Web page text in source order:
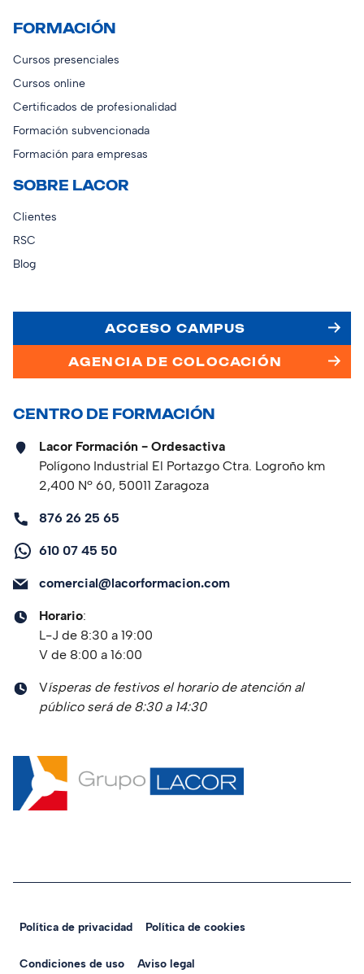
FORMACIÓN
Cursos presenciales
Cursos online
Certificados de profesionalidad
Formación subvencionada
Formación para empresas
SOBRE LACOR
Clientes
RSC
Blog
ACCESO CAMPUS
AGENCIA DE COLOCACIÓN
CENTRO DE FORMACIÓN
Lacor Formación - Ordesactiva
Polígono Industrial El Portazgo Ctra. Logroño km
2,400 Nº 60, 50011 Zaragoza
876 26 25 65
610 07 45 50
comercial@lacorformacion.com
Horario:
L-J de 8:30 a 19:00
V de 8:00 a 16:00
Vísperas de festivos el horario de atención al
público será de 8:30 a 14:30
Política de privacidad Política de cookies
Condiciones de uso Aviso legal